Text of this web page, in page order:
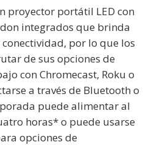
proyector portátil LED con
integrados que brinda
por lo que los
de sus opciones de
con Chromecast, Roku o
a través de Bluetooth o
puede alimentar al
horas* o puede usarse
opciones de